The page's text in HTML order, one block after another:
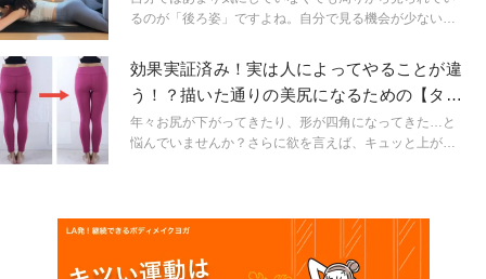
るのが「後ろ姿」ですよね。自分で見る機会が少ない
尻が垂れて下半身がもたついて見える…なんてことも。
そのまま放置せず、一日5分のエクササイズで美しいヒッ
プラインを手に入れましょう！
効果実証済み！実は人によってやることが違
う！？描いた通りの美尻になるための【タイ
プ別お尻ほぐし】
年々お尻が下がってきたり、形が四角になってきた…と
悩んでいませんか？さらに欲を言えば、キュッと上がっ
別にやって欲しいほぐしをご紹介します！